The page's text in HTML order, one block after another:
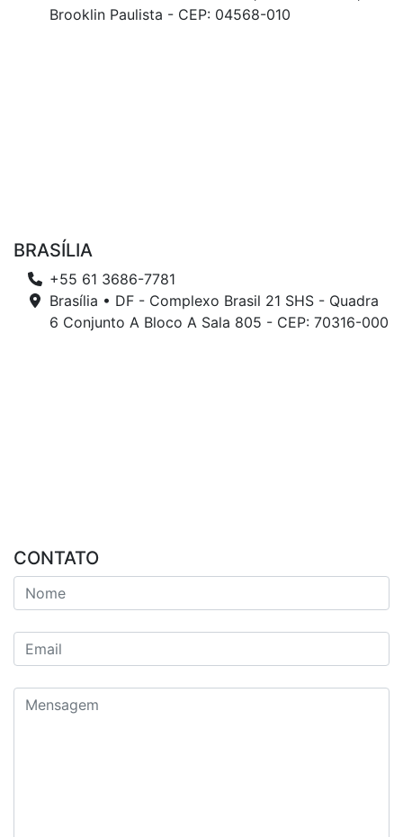
Brooklin Paulista - CEP: 04568-010
BRASÍLIA
+55 61 3686-7781
Brasília • DF - Complexo Brasil 21 SHS - Quadra
6 Conjunto A Bloco A Sala 805 - CEP: 70316-000
CONTATO